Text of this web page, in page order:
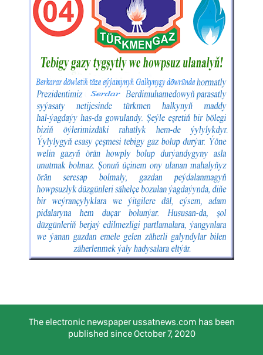
The electronic newspaper ussatnews.com has been
published since October 7, 2020